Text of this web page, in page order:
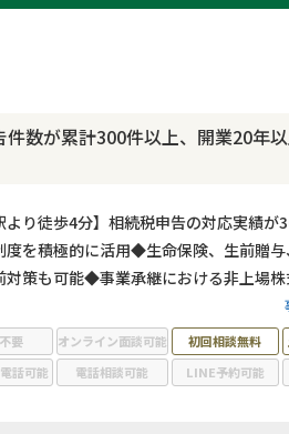
数が累計300件以上、開業20年
より徒歩4分】相続税申告の対応実績
度を積極的に活用◆生命保険、生前贈
対策も可能◆事業承継における非上場
も対応◆20年以上のベテラン税理士が
。相続税申告や生前対策のことなら当
。
要 オンライン面談可能 初回相談無料
話可能
電話相談可能 LINE予約可能